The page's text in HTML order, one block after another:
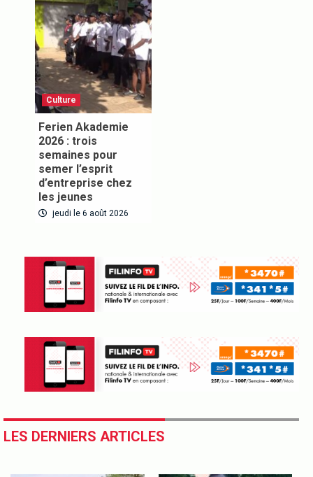
Culture
Ferien Akademie
2026 : trois
semaines pour
semer l’esprit
d’entreprise chez
les jeunes
jeudi le 6 août 2026
LES DERNIERS ARTICLES
Inscrivez-vous à notre newsletter pour recevoir en
premier nos informations exclusives